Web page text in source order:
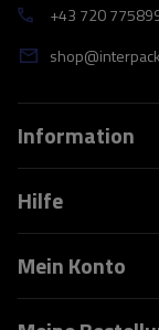
+43 720
Information
Hilfe
Mein Konto